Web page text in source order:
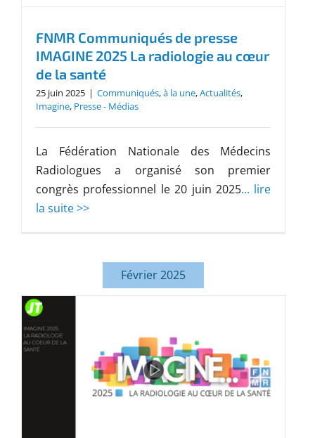
FNMR Communiqués de presse
IMAGINE 2025 La radiologie au cœur
de la santé
25 juin 2025 | Communiqués,à la une,Actualités,
Imagine, Presse - Médias
La Fédération Nationale des Médecins
Radiologues a organisé son premier
congrès professionnel le 20 juin 2025... lire
la suite >>
Février 2025